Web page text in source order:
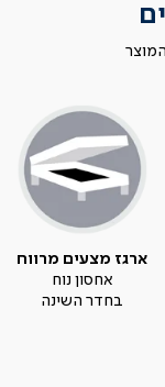
ארגז מצעים מרווח
אחסון נוח
בחדר השינה